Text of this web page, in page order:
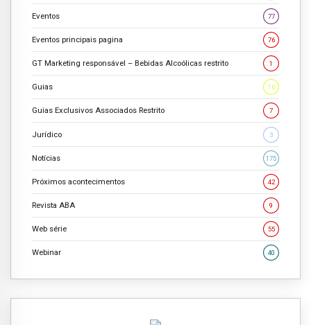
Eventos 77
Eventos principais pagina 76
GT Marketing responsável – Bebidas Alcoólicas restrito 1
Guias 16
Guias Exclusivos Associados Restrito 7
Jurídico 3
Notícias 175
Próximos acontecimentos 42
Revista ABA 9
Web série 55
Webinar 40